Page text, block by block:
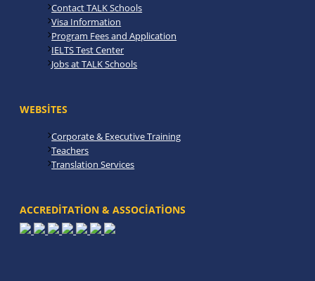
Contact TALK Schools
Visa Information
Program Fees and Application
IELTS Test Center
Jobs at TALK Schools
WEBSITES
Corporate & Executive Training
Teachers
Translation Services
ACCREDITATION & ASSOCIATIONS